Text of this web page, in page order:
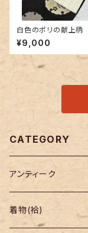
白色のポリの献上
屋帯 長尺
¥9,000
CATEGORY
アンティーク
着物
着物(袷)